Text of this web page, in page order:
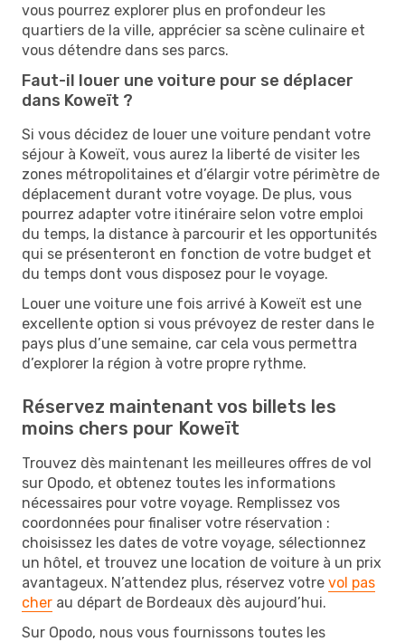
vous pourrez explorer plus en profondeur les
quartiers de la ville, apprécier sa scène culinaire et
vous détendre dans ses parcs.
Faut-il louer une voiture pour se déplacer
dans Koweït ?
Si vous décidez de louer une voiture pendant votre
séjour à Koweït, vous aurez la liberté de visiter les
zones métropolitaines et d’élargir votre périmètre de
déplacement durant votre voyage. De plus, vous
pourrez adapter votre itinéraire selon votre emploi
du temps, la distance à parcourir et les opportunités
qui se présenteront en fonction de votre budget et
du temps dont vous disposez pour le voyage.
Louer une voiture une fois arrivé à Koweït est une
excellente option si vous prévoyez de rester dans le
pays plus d’une semaine, car cela vous permettra
d’explorer la région à votre propre rythme.
Réservez maintenant vos billets les
moins chers pour Koweït
Trouvez dès maintenant les meilleures offres de vol
sur Opodo, et obtenez toutes les informations
nécessaires pour votre voyage. Remplissez vos
coordonnées pour finaliser votre réservation :
choisissez les dates de votre voyage, sélectionnez
un hôtel, et trouvez une location de voiture à un prix
avantageux. N’attendez plus, réservez votre vol pas
cher au départ de Bordeaux dès aujourd’hui.
Sur Opodo, nous vous fournissons toutes les